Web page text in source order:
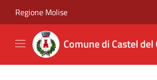
Regione Molise
Comune di Castel del